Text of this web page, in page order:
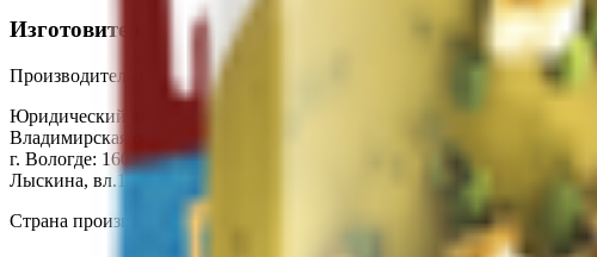
Изготовитель
Производитель:
ООО «Нестле Россия»
Юридический адрес:
Филиал в г. Самаре, 443091, Россия, Самарская
Владимирская обл., Вязниковский р-н, г. Вязники, мкр.
г. Вологде: 160010, Россия, г. Вологда, ул. Михаила Поповича, д.4а;
Лыскина, вл.1
Страна производства:
Россия